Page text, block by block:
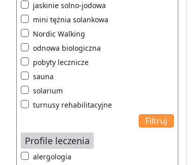
jaskinie solno-jodowa
mini tężnia solankowa
Nordic Walking
odnowa biologiczna
pobyty lecznicze
sauna
solarium
turnusy rehabilitacyjne
Profile leczenia
alergologia